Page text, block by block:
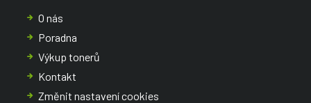
O nás
Poradna
Výkup tonerů
Kontakt
Změnit nastavení cookies